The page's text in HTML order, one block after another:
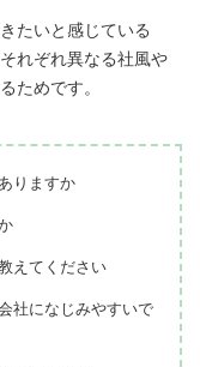
たいと感じている
れぞれ異なる社風や
ためです。
りますか
えてください
社になじみやすいで